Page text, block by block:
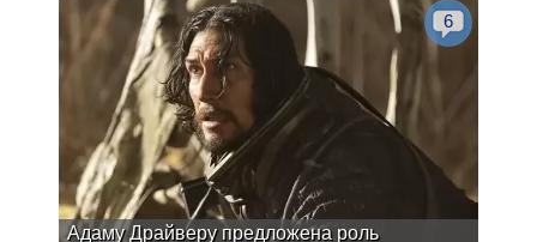
Адаму Драйверу предложена роль
6